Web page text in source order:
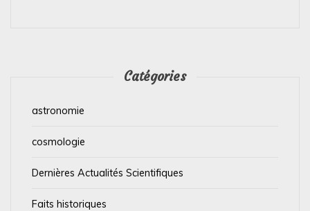
Catégories
astronomie
cosmologie
Dernières Actualités Scientifiques
Faits historiques